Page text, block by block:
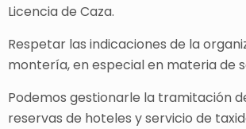
Licencia de Caza.
Respetar las indicaciones de la
montería, en especial en materia de
Podemos gestionarle la tramitación
reservas de hoteles y servicio de